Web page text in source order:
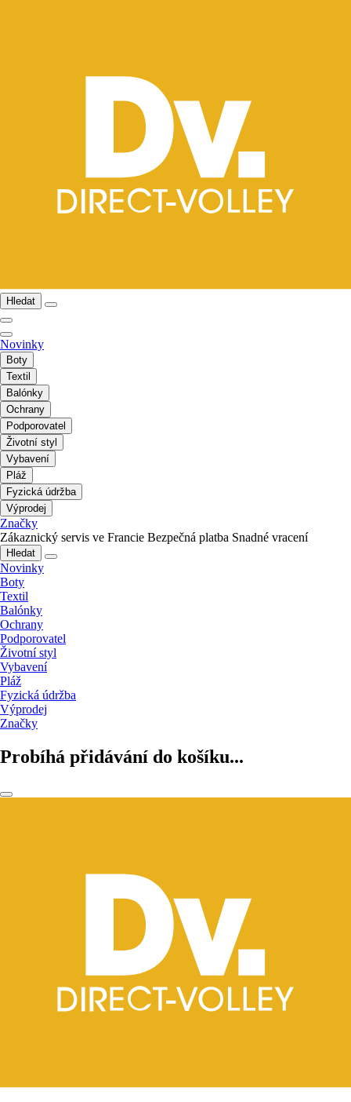
Hledat
Novinky
Boty
Textil
Balónky
Ochrany
Podporovatel
Životní styl
Vybavení
Pláž
Fyzická údržba
Výprodej
Značky
Zákaznický servis ve Francie Bezpečná platba Snadné vracení
Hledat
Novinky
Boty
Textil
Balónky
Ochrany
Podporovatel
Životní styl
Vybavení
Pláž
Fyzická údržba
Výprodej
Značky
Probíhá přidávání do košíku...